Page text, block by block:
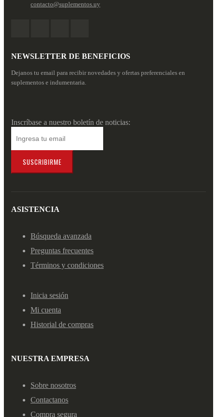
contacto@suplementos.uy
NEWSLETTER DE BENEFICIOS
Dejanos tu email para recibir novedades y ofertas preferenciales en
suplementos e indumentaria.
Inscríbase a nuestro boletín de noticias:
SUSCRIBIRME
ASISTENCIA
Búsqueda avanzada
Preguntas frecuentes
Términos y condiciones
Inicia sesión
Mi cuenta
Historial de compras
NUESTRA EMPRESA
Sobre nosotros
Contactanos
Compra segura